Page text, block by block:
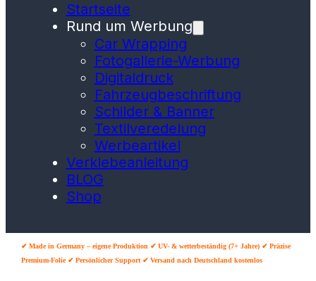
Startseite
Rund um Werbung
Car Wrapping
Fotogallerie-Werbung
Digitaldruck
Fahrzeugbeschriftung
Schilder & Banner
Textilveredelung
Werbeartikel
Verklebeanleitung
BLOG
Shop
✔ Made in Germany – eigene Produktion ✔ UV- & wetterbeständig (7+ Jahre) ✔ Präzise
Premium-Folie ✔ Persönlicher Support ✔ Versand nach Deutschland kostenlos